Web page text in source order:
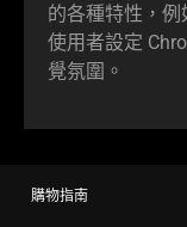
的各種特性，
使用者設定
覺氛圍 。
購物指南